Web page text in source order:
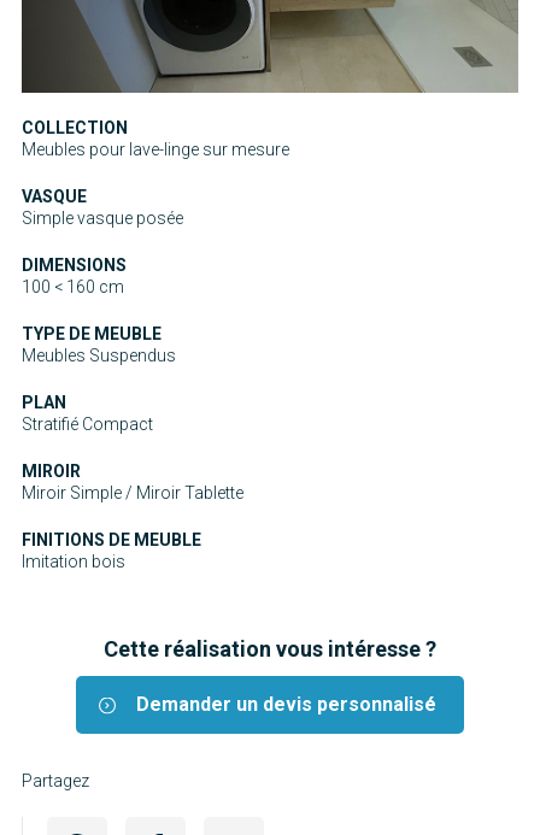
COLLECTION
Meubles pour lave-linge sur mesure
VASQUE
Simple vasque posée
DIMENSIONS
100 < 160 cm
TYPE DE MEUBLE
Meubles Suspendus
PLAN
Stratifié Compact
MIROIR
Miroir Simple / Miroir Tablette
FINITIONS DE MEUBLE
Imitation bois
Cette réalisation vous intéresse ?
Demander un devis personnalisé
Partagez